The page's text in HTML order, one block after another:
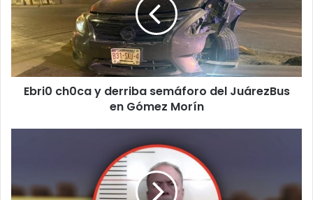
del
JuárezBus
Gómez
MorínEbri0 ch0ca y derriba semáforo del JuárezBus
en Gómez Morín
Padre